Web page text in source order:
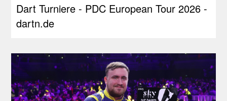
Dart Turniere - PDC European Tour 2026 -
dartn.de